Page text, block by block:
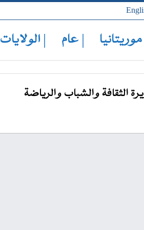
| موريتانيا | عام | الولايات
الثقافة والشباب والرياضة